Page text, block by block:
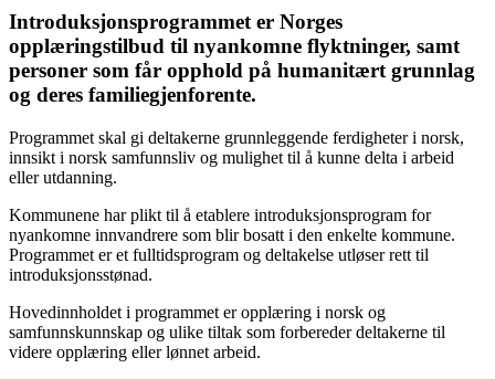
Introduksjonsprogrammet er Norges
opplæringstilbud til nyankomne flyktninger, samt
personer som får opphold på humanitært grunnlag
og deres familiegjenforente.
Programmet skal gi deltakerne grunnleggende ferdigheter i norsk,
innsikt i norsk samfunnsliv og mulighet til å kunne delta i arbeid
eller utdanning.
Kommunene har plikt til å etablere introduksjonsprogram for
nyankomne innvandrere som blir bosatt i den enkelte kommune.
Programmet er et fulltidsprogram og deltakelse utløser rett til
introduksjonsstønad.
Hovedinnholdet i programmet er opplæring i norsk og
samfunnskunnskap og ulike tiltak som forbereder deltakerne til
videre opplæring eller lønnet arbeid.